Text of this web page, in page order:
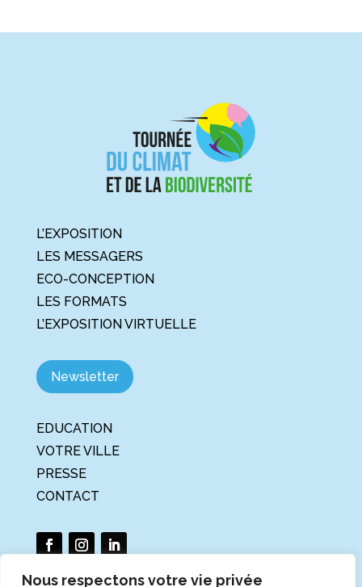
Nous respectons votre vie privée
L’EXPOSITION
LES MESSAGERS
ECO-CONCEPTION
LES FORMATS
L’EXPOSITION VIRTUELLE
Newsletter
EDUCATION
VOTRE VILLE
PRESSE
CONTACT